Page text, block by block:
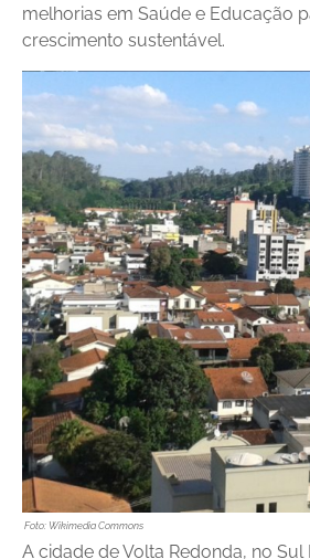
melhorias em Saúde e Educação
crescimento sustentável.
Foto: Wikimedia Commons
A cidade de Volta Redonda, no Sul